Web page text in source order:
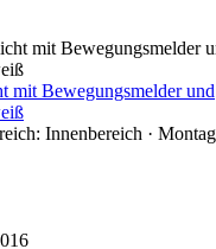
mit Bewegungsmelder und
Innenbereich ·